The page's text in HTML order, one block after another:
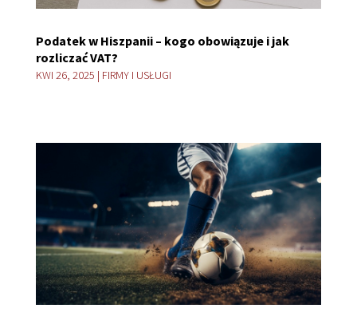
Podatek w Hiszpanii – kogo obowiązuje i jak
rozliczać VAT?
KWI 26, 2025 | FIRMY I USŁUGI